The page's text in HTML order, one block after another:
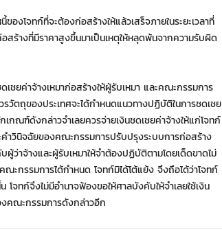
องโจทก์ที่จะต้องก่อสร้างให้แล้วเสร็จภายในระยะเวลาที่
ร้างที่มีราคาสูงขึ้นมาเป็นเหตุให้หลุดพ้นจากความรับผิด
ชยค่าจ้างเหมาก่อสร้างให้ผู้รับเหมา และคณะกรรมการ
ตถุของประเทศจะได้กำหนดแนวทางปฏิบัติในการชดเชย
เกณฑ์ดังกล่าวจำเลยควรจ่ายเงินชดเชยค่าจ้างให้แก่โจทก์
วินิจฉัยของคณะกรรมการปรับปรุงระบบการก่อสร้าง
ว่าจ้างและผู้รับเหมาให้จำต้องปฏิบัติตามโดยเด็ดขาดไม่
ะกรรมการได้กำหนด โจทก์มิได้โต้แย้ง จึงถือได้ว่าโจทก์
จทก์จึงไม่มีอำนาจฟ้องขอให้ศาลบังคับให้จำเลยใช้เงิน
งคณะกรรมการดังกล่าวอีก